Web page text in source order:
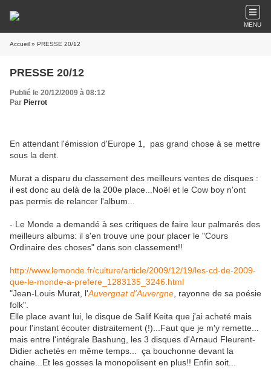
MENU
Accueil » PRESSE 20/12
PRESSE 20/12
Publié le 20/12/2009 à 08:12
Par Pierrot
En attendant l'émission d'Europe 1, pas grand chose à se mettre
sous la dent.
Murat a disparu du classement des meilleurs ventes de disques :
il est donc au delà de la 200e place...Noël et le Cow boy n'ont
pas permis de relancer l'album...
- Le Monde a demandé à ses critiques de faire leur palmarés des
meilleurs albums: il s'en trouve une pour placer le "Cours
Ordinaire des choses" dans son classement!!
http://www.lemonde.fr/culture/article/2009/12/19/les-cd-de-2009-
que-le-monde-a-prefere_1283135_3246.html
"Jean-Louis Murat, l'Auvergnat d'Auvergne , rayonne de sa poésie
folk".
Elle place avant lui, le disque de Salif Keita que j'ai acheté mais
pour l'instant écouter distraitement (!)...Faut que je m'y remette...
mais entre l'intégrale Bashung, les 3 disques d'Arnaud Fleurent-
Didier achetés en même temps... ça bouchonne devant la
chaine...Et les gosses la monopolisent en plus!! Enfin soit...